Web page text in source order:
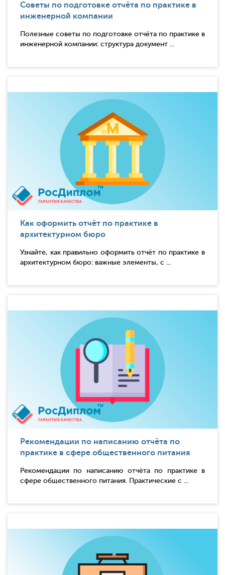
Советы по подготовке отчёта по практике в
инженерной компании
Полезные советы по подготовке отчёта по практике в
инженерной компании: структура документ ...
Как оформить отчёт по практике в
архитектурном бюро
Узнайте, как правильно оформить отчёт по практике в
архитектурном бюро: важные элементы, с ...
Рекомендации по написанию отчёта по
практике в сфере общественного питания
Рекомендации по написанию отчёта по практике в
сфере общественного питания. Практические с ...